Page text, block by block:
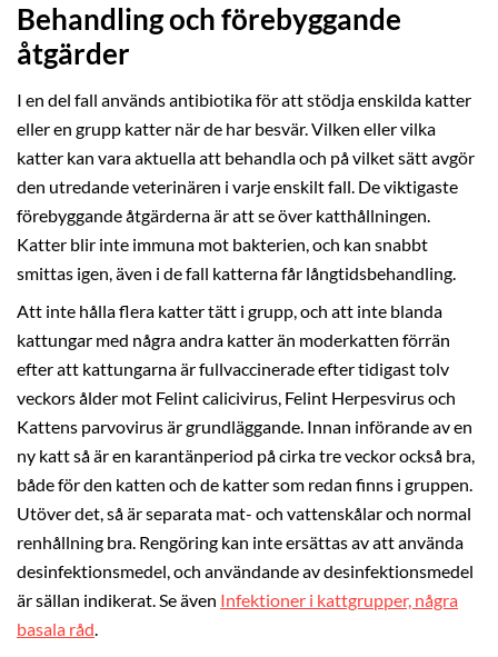
Behandling och förebyggande
åtgärder
I en del fall används antibiotika för att stödja enskilda katter
eller en grupp katter när de har besvär. Vilken eller vilka
katter kan vara aktuella att behandla och på vilket sätt avgör
den utredande veterinären i varje enskilt fall. De viktigaste
förebyggande åtgärderna är att se över katthållningen.
Katter blir inte immuna mot bakterien, och kan snabbt
smittas igen, även i de fall katterna får långtidsbehandling.
Att inte hålla flera katter tätt i grupp, och att inte blanda
kattungar med några andra katter än moderkatten förrän
efter att kattungarna är fullvaccinerade efter tidigast tolv
veckors ålder mot Felint calicivirus, Felint Herpesvirus och
Kattens parvovirus är grundläggande. Innan införande av en
ny katt så är en karantänperiod på cirka tre veckor också bra,
både för den katten och de katter som redan finns i gruppen.
Utöver det, så är separata mat- och vattenskålar och normal
renhållning bra. Rengöring kan inte ersättas av att använda
desinfektionsmedel, och användande av desinfektionsmedel
är sällan indikerat. Se även Infektioner i kattgrupper, några
basala råd.